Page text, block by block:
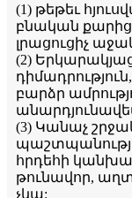
(1) թեթեւ
բնական քարից
լրացուցիչ
(2)
բարձր
(3) Կանաչ
հրդեհի
թունավոր,
չկա: